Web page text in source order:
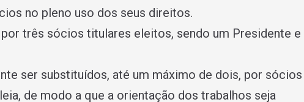
no pleno uso dos seus direitos.
três sócios titulares eleitos, sendo um Presidente e
ser substituí­dos, até um máximo de dois, por sócios
de modo a que a orientação dos trabalhos seja